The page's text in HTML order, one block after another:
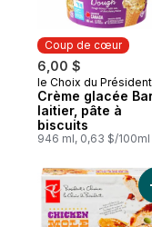
Coup de cœur
6,00 $
Coup de cœur
le Choix du Président
Crème glacée
laitier, pâte à
biscuits
946 ml, 0,63 $/100ml